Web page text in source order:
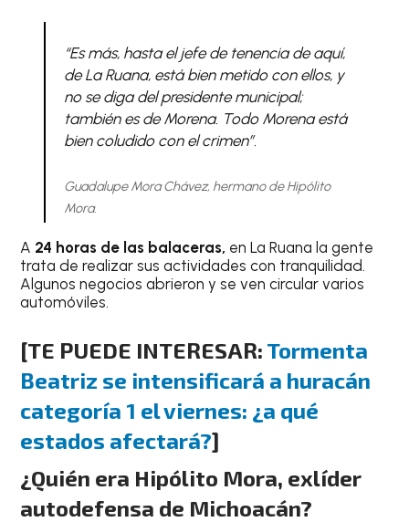
“Es más, hasta el jefe de tenencia de aquí,
de La Ruana, está bien metido con ellos, y
no se diga del presidente municipal;
también es de Morena. Todo Morena está
bien coludido con el crimen”.
Guadalupe Mora Chávez, hermano de Hipólito
Mora.
A 24 horas de las balaceras, en La Ruana la gente
trata de realizar sus actividades con tranquilidad.
Algunos negocios abrieron y se ven circular varios
automóviles.
[TE PUEDE INTERESAR: Tormenta
Beatriz se intensificará a huracán
categoría 1 el viernes: ¿a qué
estados afectará?]
¿Quién era Hipólito Mora, exlíder
autodefensa de Michoacán?